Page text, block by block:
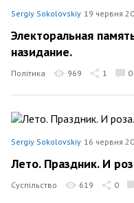
Sergiy Sokolovskiy 19 червня
Электоральная
назидание.
Політика 969 1 0
Sergiy Sokolovskiy 16 червня
Лето. Праздник. И
Суспільство 619 0